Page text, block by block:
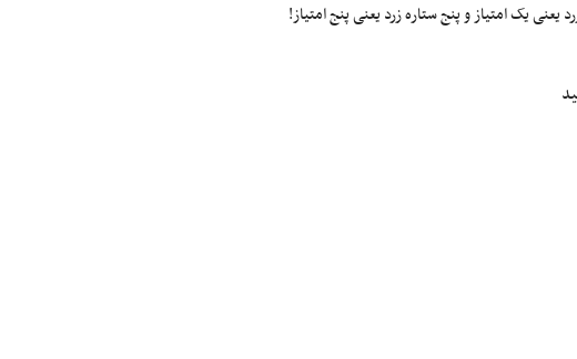
یک امتیاز و پنج ستاره زرد یعنی پنج امتیاز!